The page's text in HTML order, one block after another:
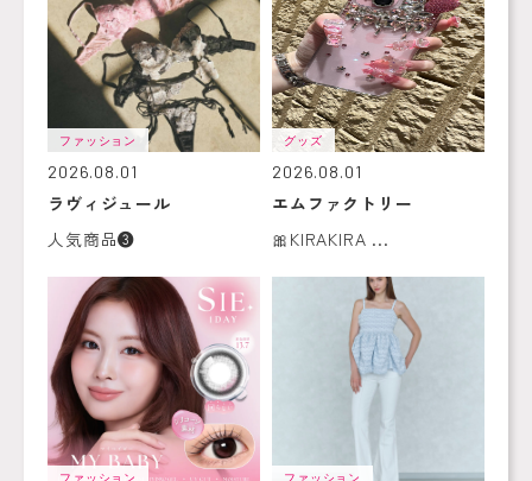
ファッション
2026.08.01
ラヴィジュール
人気商品❸
グッズ
2026.08.01
エムファクトリー
🎀KIRAKIRA ...
ファッション ファッション